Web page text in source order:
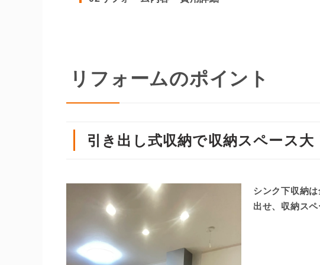
リフォームのポイント
引き出し式収納で収納スペース大
シンク下収納
出せ、収納ス